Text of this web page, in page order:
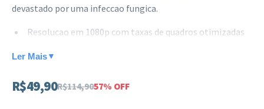
devastado por uma infeccao fungica.
Resolucao em 1080p com taxas de quadros otimizadas
Inclui o capitulo adicional Left Behind
Texturas e modelos de personagens aprimorados
Ler Mais ▼
R$49,90R$114,9057% OFF